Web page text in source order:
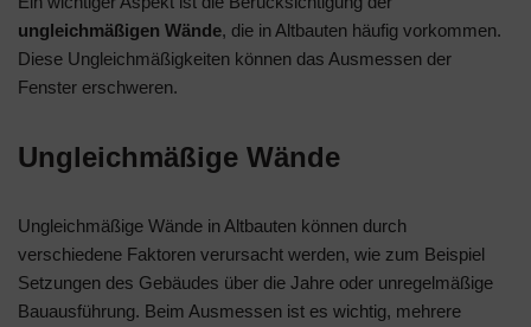
ungleichmäßigen Wände, die in Altbauten häufig vorkommen.
Diese Ungleichmäßigkeiten können das Ausmessen der
Fenster erschweren.
Ungleichmäßige Wände
Ungleichmäßige Wände in Altbauten können durch
verschiedene Faktoren verursacht werden, wie zum Beispiel
Setzungen des Gebäudes über die Jahre oder unregelmäßige
Bauausführung. Beim Ausmessen ist es wichtig, mehrere